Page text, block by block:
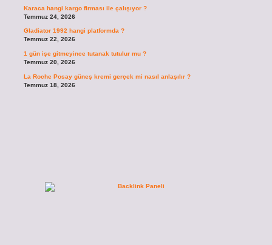
Karaca hangi kargo firması ile çalışıyor ?
Temmuz 24, 2026
Gladiator 1992 hangi platformda ?
Temmuz 22, 2026
1 gün işe gitmeyince tutanak tutulur mu ?
Temmuz 20, 2026
La Roche Posay güneş kremi gerçek mi nasıl anlaşılır ?
Temmuz 18, 2026